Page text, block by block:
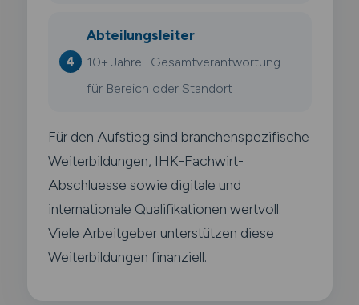
Abteilungsleiter
10+ Jahre · Gesamtverantwortung
für Bereich oder Standort
Für den Aufstieg sind branchenspezifische
Weiterbildungen, IHK-Fachwirt-
Abschluesse sowie digitale und
internationale Qualifikationen wertvoll.
Viele Arbeitgeber unterstützen diese
Weiterbildungen finanziell.